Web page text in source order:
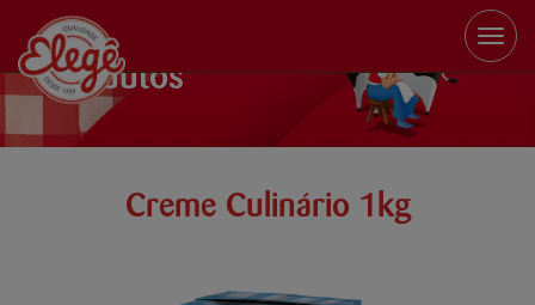
Toggle
Produtos
Creme Culinário 1kg